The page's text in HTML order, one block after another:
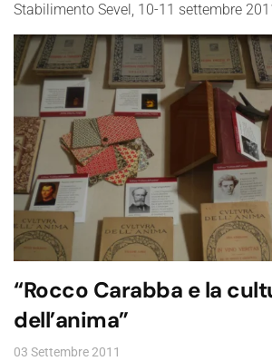
Stabilimento Sevel, 10-11 settembre
“Rocco Carabba e la
dell’anima”
03 Settembre 2011